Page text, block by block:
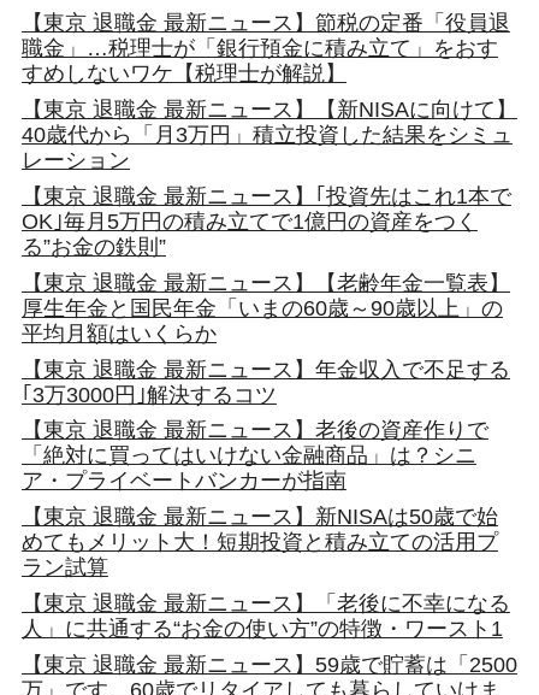
【東京 退職金 最新ニュース】節税の定番「役員退
職金」…税理士が「銀行預金に積み立て」をおす
すめしないワケ【税理士が解説】
【東京 退職金 最新ニュース】【新NISAに向けて】
40歳代から「月3万円」積立投資した結果をシミュ
レーション
【東京 退職金 最新ニュース】｢投資先はこれ1本で
OK｣毎月5万円の積み立てで1億円の資産をつく
る”お金の鉄則”
【東京 退職金 最新ニュース】【老齢年金一覧表】
厚生年金と国民年金「いまの60歳～90歳以上」の
平均月額はいくらか
【東京 退職金 最新ニュース】年金収入で不足する
｢3万3000円｣解決するコツ
【東京 退職金 最新ニュース】老後の資産作りで
「絶対に買ってはいけない金融商品」は？シニ
ア・プライベートバンカーが指南
【東京 退職金 最新ニュース】新NISAは50歳で始
めてもメリット大！短期投資と積み立ての活用プ
ラン試算
【東京 退職金 最新ニュース】「老後に不幸になる
人」に共通する“お金の使い方”の特徴・ワースト1
【東京 退職金 最新ニュース】59歳で貯蓄は「2500